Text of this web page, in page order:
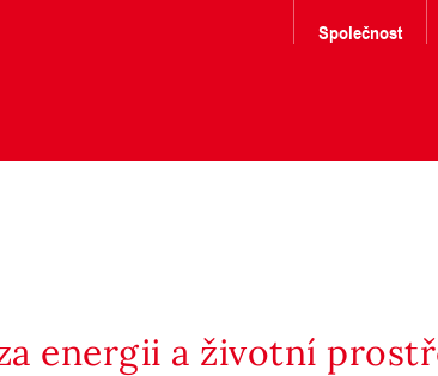
Společnost
energii a životní